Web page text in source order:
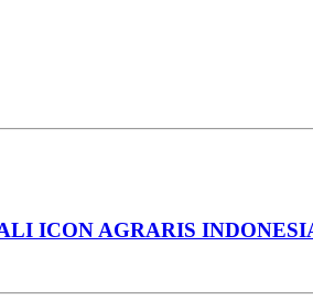
ICON AGRARIS